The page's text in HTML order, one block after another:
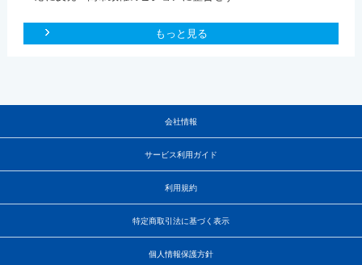
もっと見る
会社情報
サービス利用ガイド
利用規約
特定商取引法に基づく表示
個人情報保護方針